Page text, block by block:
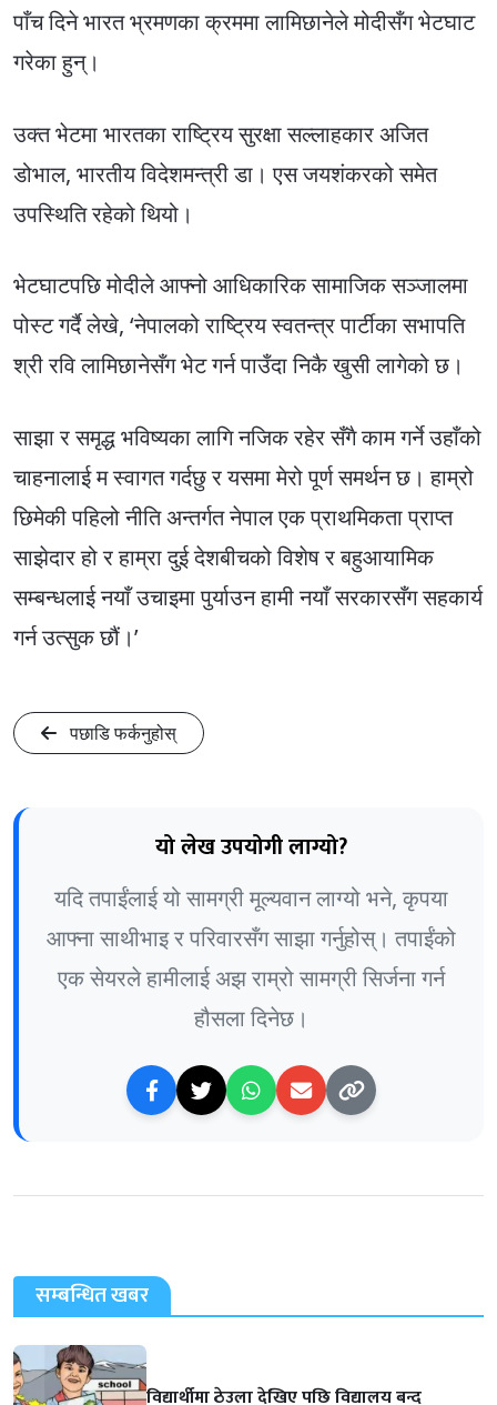
पाँच दिने भारत भ्रमणका क्रममा लामिछानेले मोदीसँग भेटघाट
गरेका हुन्।
उक्त भेटमा भारतका राष्ट्रिय सुरक्षा सल्लाहकार अजित
डोभाल, भारतीय विदेशमन्त्री डा। एस जयशंकरको समेत
उपस्थिति रहेको थियो।
भेटघाटपछि मोदीले आफ्नो आधिकारिक सामाजिक सञ्जालमा
पोस्ट गर्दै लेखे, ‘नेपालको राष्ट्रिय स्वतन्त्र पार्टीका सभापति
श्री रवि लामिछानेसँग भेट गर्न पाउँदा निकै खुसी लागेको छ।
साझा र समृद्ध भविष्यका लागि नजिक रहेर सँगै काम गर्ने उहाँको
चाहनालाई म स्वागत गर्दछु र यसमा मेरो पूर्ण समर्थन छ। हाम्रो
छिमेकी पहिलो नीति अन्तर्गत नेपाल एक प्राथमिकता प्राप्त
साझेदार हो र हाम्रा दुई देशबीचको विशेष र बहुआयामिक
सम्बन्धलाई नयाँ उचाइमा पुर्याउन हामी नयाँ सरकारसँग सहकार्य
गर्न उत्सुक छौं।’
पछाडि फर्कनुहोस्
यो लेख उपयोगी लाग्यो?
यदि तपाईंलाई यो सामग्री मूल्यवान लाग्यो भने, कृपया
आफ्ना साथीभाइ र परिवारसँग साझा गर्नुहोस्। तपाईंको
एक सेयरले हामीलाई अझ राम्रो सामग्री सिर्जना गर्न
हौसला दिनेछ।
सम्बन्धित खबर
विद्यार्थीमा ठेउला देखिए पछि विद्यालय बन्द